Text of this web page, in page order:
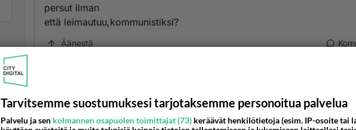
persut ilman
että leimautuu,kommunistiksi?
Äänestä
Persujen Pravda on pelkkä puolueen työrukkanen ilman journalistista
vapautta.
Tarvitsemme suostumuksesi tarjotaksemme personoitua palvelua
Palvelu ja sen kolmannen osapuolen toimittajat (73) keräävät henkilötietoja (esim. IP-osoite tai